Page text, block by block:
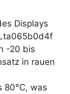
Displays
-20 bis
in rauen
80°C, was